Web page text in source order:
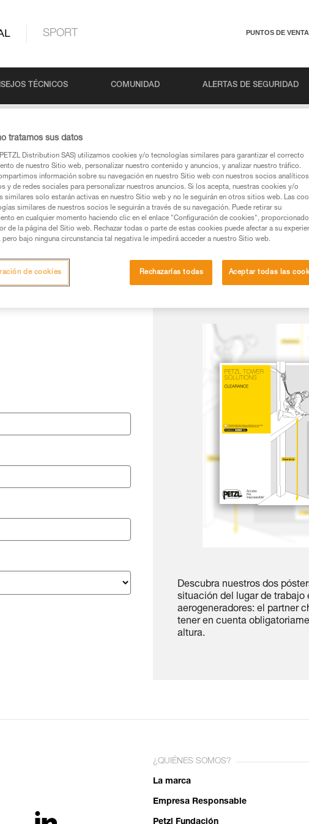
SPORT PUNTOS DE VENTA
TÉCNICOS COMUNIDAD ALERTAS DE SEGURIDAD
LIBRE & PARTNER
Idioma
Descubra nuestros dos
situación del lugar de trabajo
aerogeneradores: el partner
tener en cuenta
altura.
¿QUIÉNES SOMOS?
La marca
Empresa Responsable
Petzl Fundación
tratamos sus datos
Distribution SAS) utilizamos cookies y/o tecnologías similares para garantizar el correcto
de nuestro Sitio web, personalizar nuestro contenido y anuncios, y analizar nuestro tráfico.
información sobre su navegación en nuestro Sitio web con nuestros socios
y de redes sociales para personalizar nuestros anuncios. Si los acepta, nuestras cookies y/o
similares solo estarán activas en nuestro Sitio web y no le seguirán en otros sitios web. Las
similares de nuestros socios le seguirán a través de su navegación. Puede retirar su
en cualquier momento haciendo clic en el enlace "Configuración de cookies",
de la página del Sitio web. Rechazar todas o parte de estas cookies puede afectar a su
pero bajo ninguna circunstancia tal negativa le impedirá acceder a nuestro Sitio web.
Rechazarlas todas Aceptar todas las
de cookies